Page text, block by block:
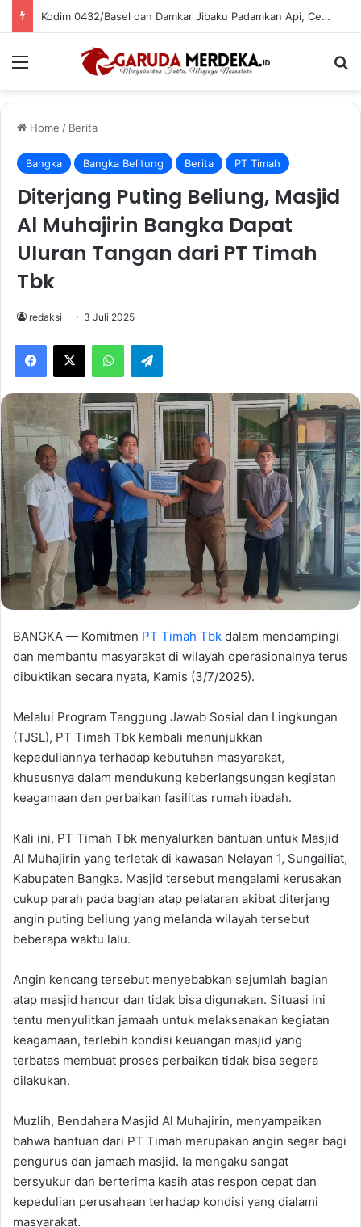
Kodim 0432/Basel dan Damkar Jibaku Padamkan Api, Cegah Kebakaran Meluas di Pasar Bikang
Menu
Home / Berita
Bangka Bangka Belitung Berita PT Timah
Diterjang Puting Beliung, Masjid
Al Muhajirin Bangka Dapat
Uluran Tangan dari PT Timah
Tbk
redaksi 3 Juli 2025
Facebook
X WhatsAppTelegram
BANGKA — Komitmen PT Timah Tbk dalam mendampingi
dan membantu masyarakat di wilayah operasionalnya terus
dibuktikan secara nyata, Kamis (3/7/2025).
Melalui Program Tanggung Jawab Sosial dan Lingkungan
(TJSL), PT Timah Tbk kembali menunjukkan
kepeduliannya terhadap kebutuhan masyarakat,
khususnya dalam mendukung keberlangsungan kegiatan
keagamaan dan perbaikan fasilitas rumah ibadah.
Kali ini, PT Timah Tbk menyalurkan bantuan untuk Masjid
Al Muhajirin yang terletak di kawasan Nelayan 1, Sungailiat,
Kabupaten Bangka. Masjid tersebut mengalami kerusakan
cukup parah pada bagian atap pelataran akibat diterjang
angin puting beliung yang melanda wilayah tersebut
beberapa waktu lalu.
Angin kencang tersebut menyebabkan sejumlah bagian
atap masjid hancur dan tidak bisa digunakan. Situasi ini
tentu menyulitkan jamaah untuk melaksanakan kegiatan
keagamaan, terlebih kondisi keuangan masjid yang
terbatas membuat proses perbaikan tidak bisa segera
dilakukan.
Muzlih, Bendahara Masjid Al Muhajirin, menyampaikan
bahwa bantuan dari PT Timah merupakan angin segar bagi
pengurus dan jamaah masjid. Ia mengaku sangat
bersyukur dan berterima kasih atas respon cepat dan
kepedulian perusahaan terhadap kondisi yang dialami
masyarakat.